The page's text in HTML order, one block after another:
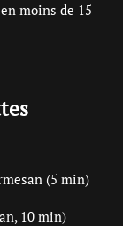
moins de 15
(5 min)
10 min)